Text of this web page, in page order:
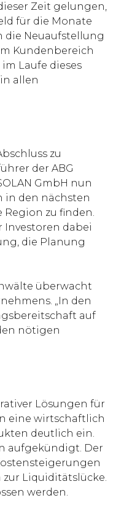
Zeit gelungen,
für die Monate
die Neuaufstellung
Kundenbereich
Laufe dieses
allen
zu
der ABG
GmbH nun
in den nächsten
zu finden.
dabei
die Planung
überwacht
„In den
auf
nötigen
Lösungen für
eine wirtschaftlich
deutlich ein.
aufgekündigt. Der
zur Liquiditätslücke.
werden.